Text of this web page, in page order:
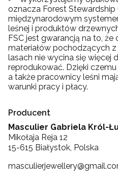
oznacza Forest
międzynarodowym
leśnej i produktów
FSC jest gwarancją na to,
materiałów pochodzących z
lasach nie wycina się więcej
reprodukować. Dzięki
a także pracownicy leśni
warunki pracy i płacy.
Producent
Masculier Gabriela Król-
Mikołaja Reja 12
15-615 Białystok, Polska